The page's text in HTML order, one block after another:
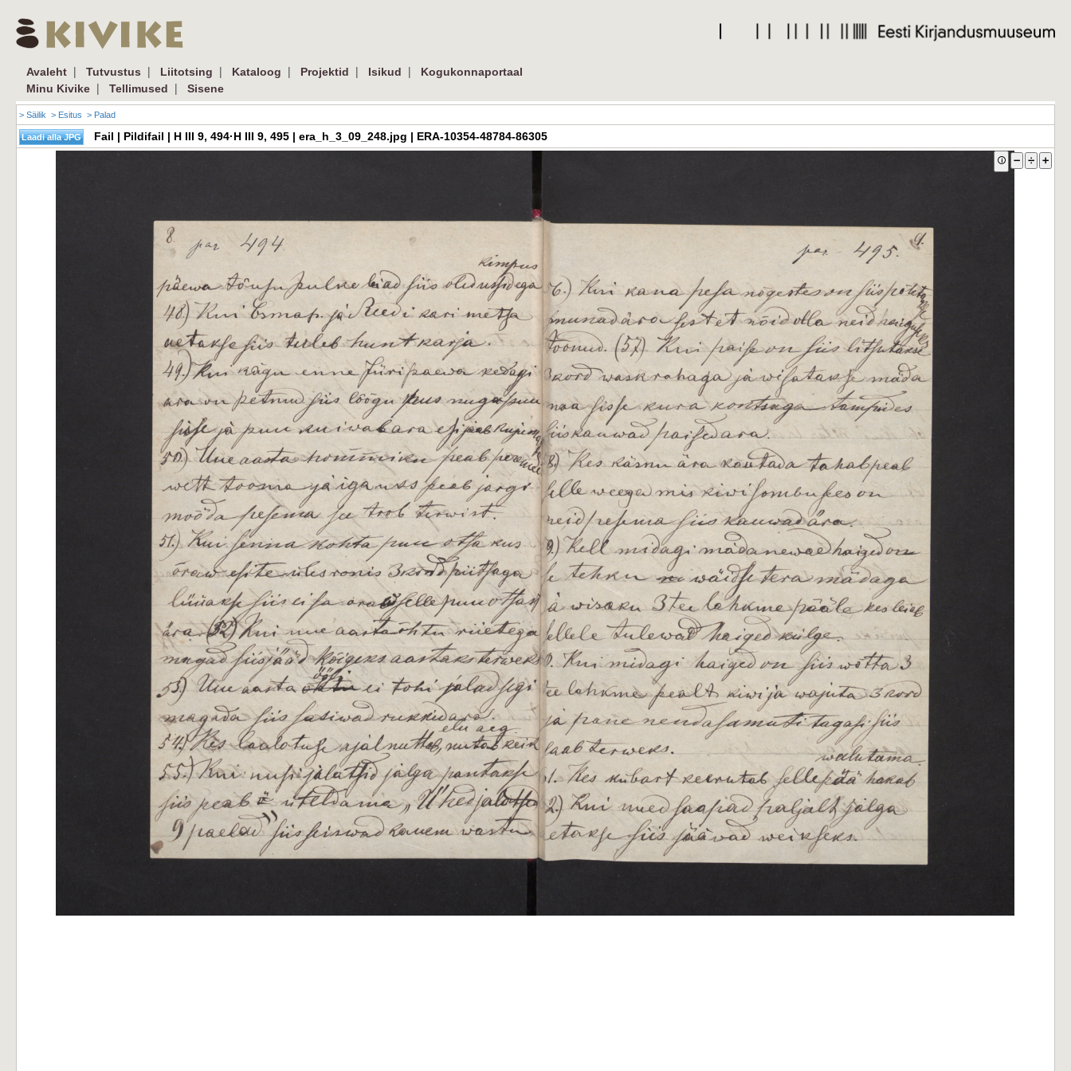
Avaleht | Tutvustus | Liitotsing | Kataloog | Projektid | Isikud |
Kogukonnaportaal
Minu Kivike | Tellimused | Sisene
> Säilik > Esitus > Palad
Fail | Pildifail | H III 9, 494·H III 9, 495 | era_h_3_09_248.jpg | ERA-10354-48784-86305